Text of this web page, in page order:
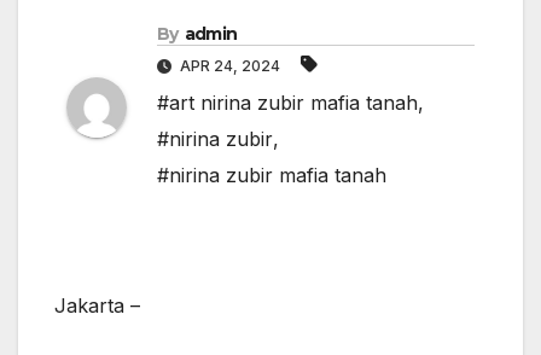
By admin
APR 24, 2024
#art nirina zubir mafia tanah,
#nirina zubir,
#nirina zubir mafia tanah
Jakarta –